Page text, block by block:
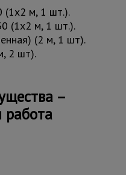
м, 1 шт.).
(1х2 м, 1 шт.).
(2 м, 1 шт).
2 шт).
–
работа